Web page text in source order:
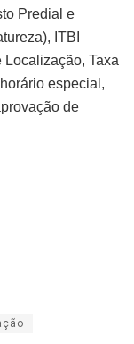
Predial e
ITBI
Localização, Taxa
especial,
de